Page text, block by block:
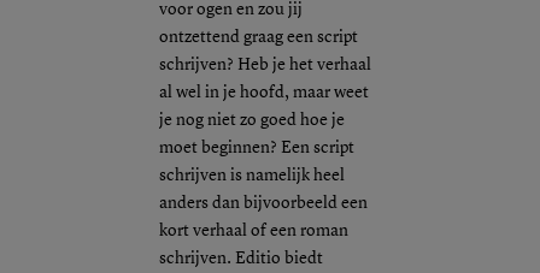
Editio Producties
Mijn Editio
voor ogen en zou jij
ontzettend graag een script
schrijven? Heb je het verhaal
al wel in je hoofd, maar weet
je nog niet zo goed hoe je
moet beginnen? Een script
schrijven is namelijk heel
anders dan bijvoorbeeld een
kort verhaal of een roman
schrijven. Editio biedt